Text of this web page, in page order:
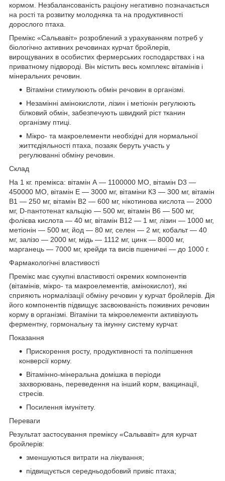
кормом. Незбалансованість раціону негативно позначається
на рості та розвитку молодняка та на продуктивності
дорослого птаха.
Премікс «Сальвавіт» розроблений з урахуванням потреб у
біологічно активних речовинах курчат бройлерів,
вирощуваних в особистих фермерських господарствах і на
приватному підвороді. Він містить весь комплекс вітамінів і
мінеральних речовин.
Вітаміни стимулюють обмін речовин в організмі.
Незамінні амінокислоти, лізин і метіонін регулюють
білковий обмін, забезпечують швидкий ріст тканин
організму птиці.
Мікро- та макроелементи необхідні для нормальної
життєдіяльності птаха, позаяк беруть участь у
регулюванні обміну речовин.
Склад
На 1 кг. премікса: вітамін А — 1100000 МО, вітамін D3 —
450000 МО, вітамін Е — 3000 мг, вітаміни К3 — 300 мг, вітамін
В1 — 250 мг, вітамін В2 — 600 мг, нікотинова кислота — 2000
мг, D-пантотенат кальцію — 500 мг, вітамін В6 — 500 мг,
фолієва кислота — 40 мг, вітамін В12 — 1 мг, лізин — 1000 мг,
метіонін — 500 мг, йод — 80 мг, селен — 2 мг, кобальт — 40
мг, залізо — 2000 мг, мідь — 1112 мг, цинк — 8000 мг,
марганець — 7000 мг, крейди та висів пшеничні — до 1000 г.
Фармакологічні властивості
Премікс має сукупні властивості окремих компонентів
(вітамінів, мікро- та макроелементів, амінокислот), які
сприяють нормалізації обміну речовин у курчат бройлерів. Дія
його компонентів підвищує засвоюваність поживних речовин
корму в організмі. Вітаміни та мікроелементи активізують
ферментну, гормональну та імунну систему курчат.
Показання
Прискорення росту, продуктивності та поліпшення
конверсії корму.
Вітамінно-мінеральна домішка в періоди
захворювань, переведення на інший корм, вакцинації,
стресів.
Посилення імунітету.
Переваги
Результат застосування преміксу «Сальвавіт» для курчат
бройлерів:
зменшуються витрати на лікування;
підвищується середньодобовий привіс птаха;